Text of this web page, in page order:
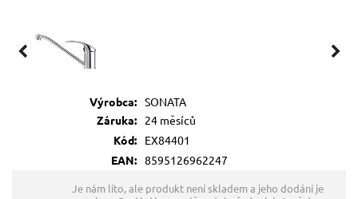
Výrobca: SONATA
Záruka:
24 měsíců
Kód:
EX84401
EAN: 8595126962247
Je nám líto, ale produkt není skladem a jeho dodání je